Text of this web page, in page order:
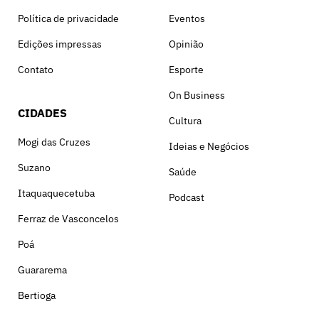
Política de privacidade
Edições impressas
Contato
CIDADES
Mogi das Cruzes
Suzano
Itaquaquecetuba
Ferraz de Vasconcelos
Poá
Guararema
Bertioga
Eventos
Opinião
Esporte
On Business
Cultura
Ideias e Negócios
Saúde
Podcast